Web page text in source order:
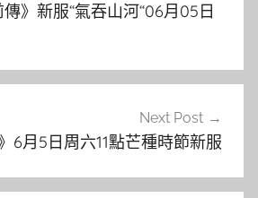
傳》新服“氣吞山河“06月05日
Next Post
6月5日周六11點芒種時節新服